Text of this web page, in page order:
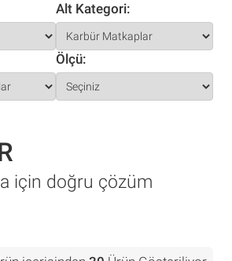
Alt Kategori:
Ölçü:
için doğru çözüm